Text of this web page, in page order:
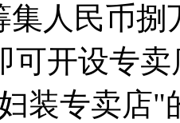
集人民币
可开设专
装专卖店"